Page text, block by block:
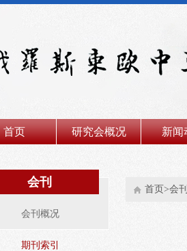
首页 研究会概况 新闻
会刊
会刊概况
期刊索引
首页>会